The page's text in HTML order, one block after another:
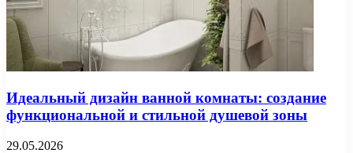
Идеальный дизайн ванной комнаты: создание
функциональной и стильной душевой зоны
29.05.2026